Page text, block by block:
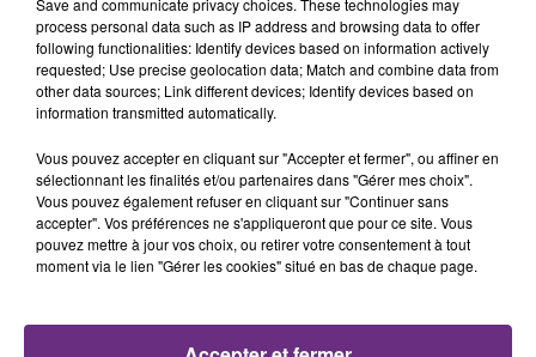
fin de matinée sur l'A34.
VENEZ FÊTER CE WEEK-END
L'ANNIVERSAIRE DE WOINIC
Une fête est donc organisée et vous êtes tous
Save and communicate privacy choices. These technologies may
process personal data such as IP address and browsing data to offer
following functionalities: Identify devices based on information actively
requested; Use precise geolocation data; Match and combine data from
other data sources; Link different devices; Identify devices based on
information transmitted automatically.
Vous pouvez accepter en cliquant sur "Accepter et fermer", ou affiner en
sélectionnant les finalités et/ou partenaires dans "Gérer mes choix".
Vous pouvez également refuser en cliquant sur "Continuer sans
accepter". Vos préférences ne s'appliqueront que pour ce site. Vous
pouvez mettre à jour vos choix, ou retirer votre consentement à tout
moment via le lien "Gérer les cookies" situé en bas de chaque page.